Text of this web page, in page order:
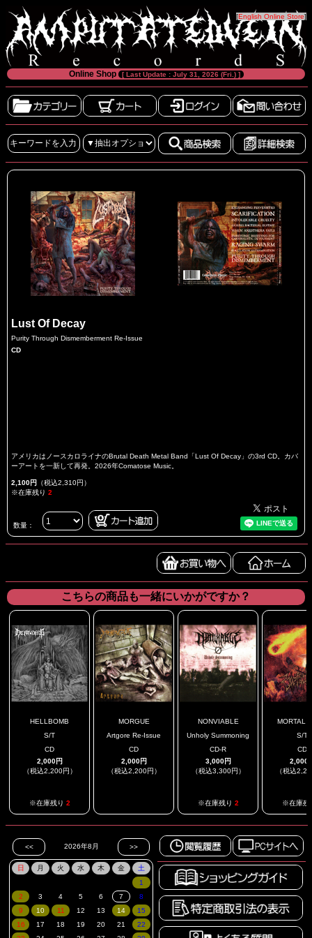
[English Online Store]
Online Shop [ Last Update : July 31, 2026 (Fri.) ]
Lust Of Decay
Purity Through Dismemberment Re-Issue
CD
アメリカはノースカロライナのBrutal Death Metal Band「Lust Of Decay」の3rd CD。カバ
ーアートを一新して再発。2026年Comatose Music。
2,100円 （税込2,310円）
※在庫残り 2
数量：
こちらの商品も一緒にいかがですか？
HELLBOMB
S/T
CD
2,000円
（税込2,200円）
※在庫残り 2
MORGUE
Artgore Re-Issue
CD
2,000円
（税込2,200円）
NONVIABLE
Unholy Summoning
CD-R
3,000円
（税込3,300円）
※在庫残り 2
MORTAL
S/T
CD
2,000
（税込
※在庫残